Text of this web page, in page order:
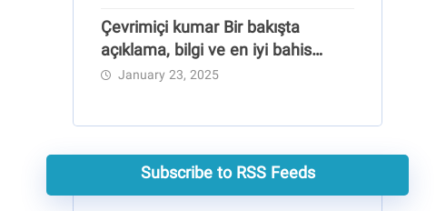
Çevrimiçi kumar Bir bakışta
açıklama, bilgi ve en iyi bahis
siteleri
January 23, 2025
Subscribe to RSS Feeds